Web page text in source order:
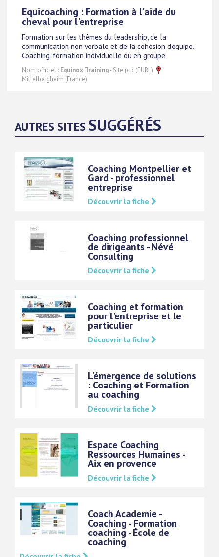
Equicoaching : Formation à l'aide du
cheval pour l'entreprise
Formation sur les thèmes du leadership, de la
communication non verbale et de la cohésion d'équipe.
Coaching, formation individuelle ou en groupe.
Nom officiel : Equinox Training- Site pro (EURL)
Mittelbergheim (France)
AUTRES SITES SUGGÉRÉS
Coaching Montpellier et
Gard - professionnel
entreprise
Découvrir la fiche
Coaching professionnel
de dirigeants - Névé
Consulting
Découvrir la fiche
Coaching et formation
pour l'entreprise et le
particulier
Découvrir la fiche
L'émergence de solutions
: Coaching et Formation
au coaching
Découvrir la fiche
Espace Coaching
Ressources Humaines -
Aix en provence
Découvrir la fiche
Coach Academie -
Coaching - Formation
coaching - École de
coaching